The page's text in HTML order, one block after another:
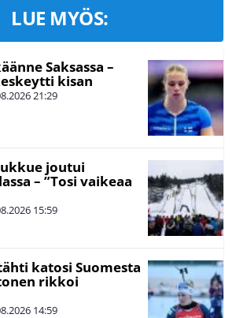
LUE MYÖS:
Saksassa –
kisan
21:29
joutui
– ”Tosi vaikeaa
15:59
katosi Suomesta
rikkoi
14:59